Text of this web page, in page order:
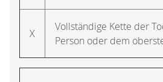
X
Vollständige Kette der
Person oder dem